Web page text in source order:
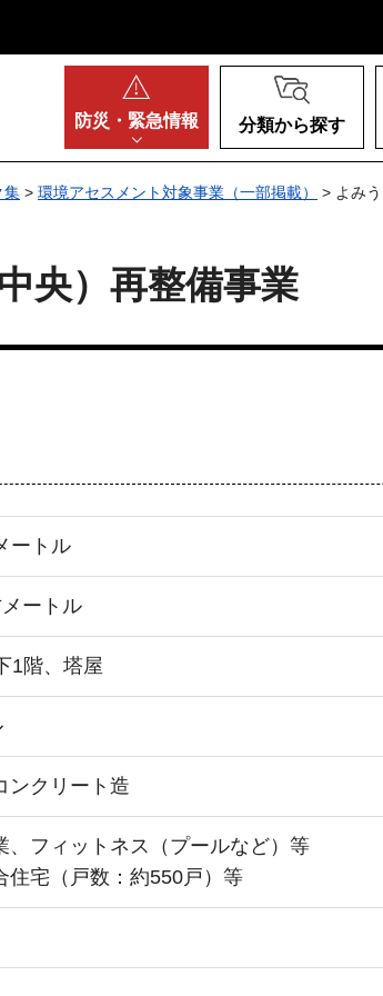
防災・ 緊急情報 分類から探す
集 > 環境アセスメント対象事業（一部掲載） > よみ
央）再整備事業
ートル
ートル
1階、塔屋
ンクリート造
、フィットネス（プールなど）等
住宅（戸数：約550戸）等